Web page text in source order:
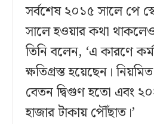
সর্বশেষ ২০১৫ সালে পে
সালে হওয়ার কথা
তিনি বলেন, ‘এ কারণে
ক্ষতিগ্রস্ত হয়েছেন।
বেতন দ্বিগুণ হতো এবং
হাজার টাকায় পৌঁছাত।’